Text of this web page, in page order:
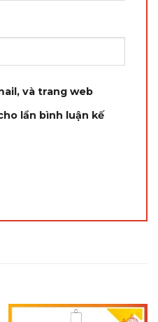
và trang web
lần bình luận kế